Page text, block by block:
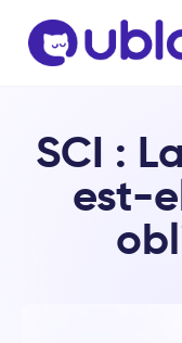
SCI :
est-